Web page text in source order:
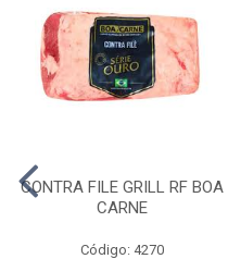
CONTRA FILE GRILL RF BOA
CARNE
Código: 4270